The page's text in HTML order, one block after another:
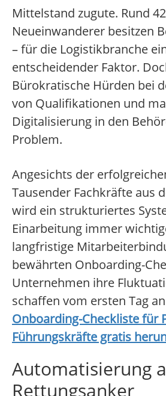
Mittelstand zugute. Rund
Neueinwanderer besitzen
– für die Logistikbranche
entscheidender Faktor.
Bürokratische Hürden bei
von Qualifikationen und
Digitalisierung in den
Problem.
Angesichts der
Tausender Fachkräfte aus
wird ein strukturiertes
Einarbeitung immer
langfristige
bewährten Onboarding-
Unternehmen ihre
schaffen vom ersten Tag
Onboarding-Checkliste für
Führungskräfte gratis
Automatisierung
Rettungsanker